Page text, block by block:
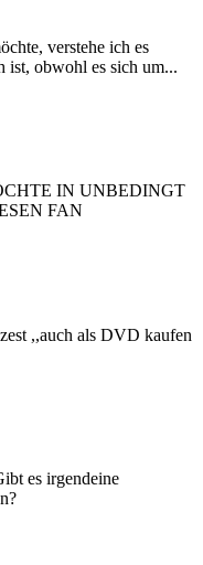
verstehe ich es
ist, obwohl es sich um...
IN UNBEDINGT
FAN
,,auch als DVD kaufen
es irgendeine